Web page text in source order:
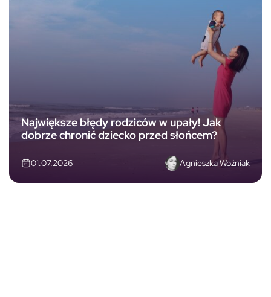
Największe błędy rodziców w upały! Jak
dobrze chronić dziecko przed słońcem?
01.07.2026 Agnieszka Woźniak